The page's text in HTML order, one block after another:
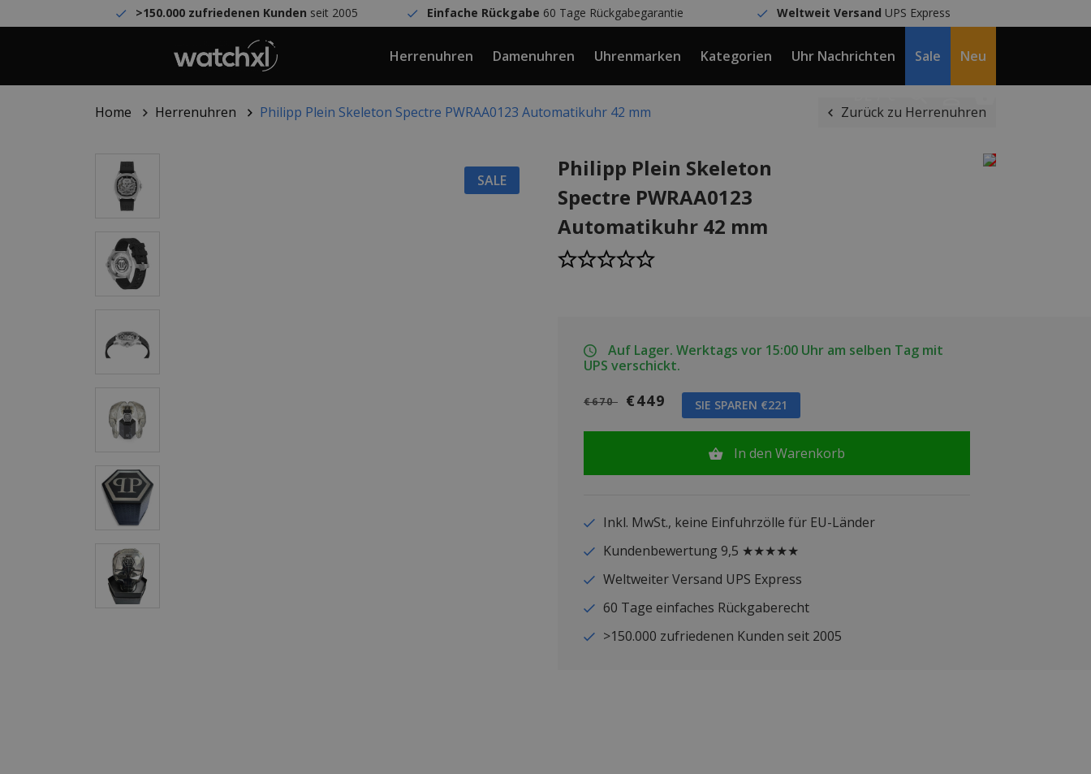
>150.000 zufriedenen Kunden seit 2005 Einfache Rückgabe 60 Tage Rückgabegarantie Weltweit Versand UPS Express
Herrenuhren Damenuhren Uhrenmarken Kategorien Uhr Nachrichten Sale Neu
Home Herrenuhren Philipp Plein Skeleton Spectre PWRAA0123 Automatikuhr 42 mm Zurück zu Herrenuhren
SALE
Philipp Plein Skeleton
Spectre PWRAA0123
Automatikuhr 42 mm
Auf Lager. Werktags vor 15:00 Uhr am selben Tag mit
UPS verschickt.
€670 €449 SIE SPAREN €221
In den Warenkorb
Inkl. MwSt., keine Einfuhrzölle für EU-Länder
Kundenbewertung 9,5 ★★★★★
Weltweiter Versand UPS Express
60 Tage einfaches Rückgaberecht
>150.000 zufriedenen Kunden seit 2005